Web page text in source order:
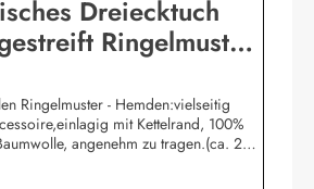
Dreiecktuch
Ringelmuster
Ringelmuster - Hemden:vielseitig
mit Kettelrand, 100%
angenehm zu tragen.(ca. 225